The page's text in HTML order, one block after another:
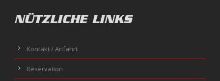
NÜTZLICHE LINKS
Kontakt / Anfahrt
Reservation